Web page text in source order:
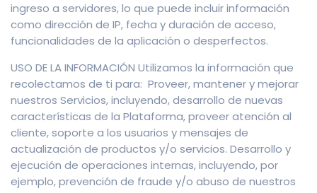
ingreso a servidores, lo que puede incluir información
como dirección de IP, fecha y duración de acceso,
funcionalidades de la aplicación o desperfectos.
USO DE LA INFORMACIÓN Utilizamos la información que
recolectamos de ti para: Proveer, mantener y mejorar
nuestros Servicios, incluyendo, desarrollo de nuevas
características de la Plataforma, proveer atención al
cliente, soporte a los usuarios y mensajes de
actualización de productos y/o servicios. Desarrollo y
ejecución de operaciones internas, incluyendo, por
ejemplo, prevención de fraude y/o abuso de nuestros